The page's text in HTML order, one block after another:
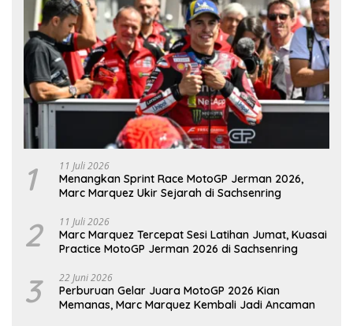
1 11 Juli 2026
Menangkan Sprint Race MotoGP Jerman 2026,
Marc Marquez Ukir Sejarah di Sachsenring
2 11 Juli 2026
Marc Marquez Tercepat Sesi Latihan Jumat, Kuasai
Practice MotoGP Jerman 2026 di Sachsenring
3 22 Juni 2026
Perburuan Gelar Juara MotoGP 2026 Kian
Memanas, Marc Marquez Kembali Jadi Ancaman